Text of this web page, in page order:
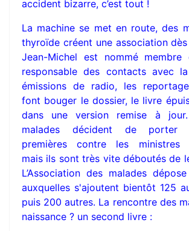
accident bizarre, c’est tout !
La machine se met en route, des
thyroïde créent une association
Jean-Michel est nommé membre
responsable des contacts avec
émissions de radio, les
font bouger le dossier, le livre
dans une version remise à
malades décident de porter
premières contre les ministres
mais ils sont très vite déboutés de
L’Association des malades
auxquelles s'ajoutent bientôt 125
puis 200 autres. La rencontre des
naissance ? un second livre :